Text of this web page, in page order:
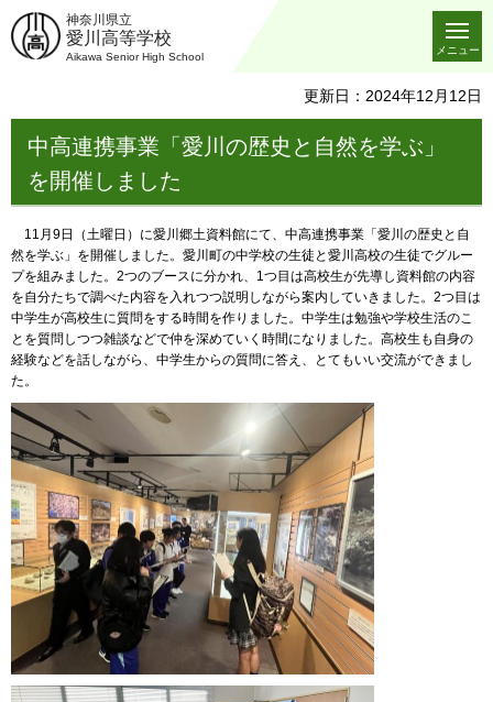
神奈川県立
愛川高等学校
Aikawa Senior High School
メニュー
更新日：2024年12月12日
中高連携事業「愛川の歴史と自然を学ぶ」
を開催しました
11月9日（土曜日）に愛川郷土資料館にて、中高連携事業「愛川の歴史と自
然を学ぶ」を開催しました。愛川町の中学校の生徒と愛川高校の生徒でグルー
プを組みました。2つのブースに分かれ、1つ目は高校生が先導し資料館の内容
を自分たちで調べた内容を入れつつ説明しながら案内していきました。2つ目は
中学生が高校生に質問をする時間を作りました。中学生は勉強や学校生活のこ
とを質問しつつ雑談などで仲を深めていく時間になりました。高校生も自身の
経験などを話しながら、中学生からの質問に答え、とてもいい交流ができまし
た。